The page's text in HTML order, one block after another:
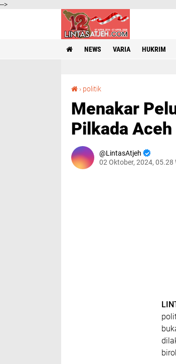
-->
NEWS VARIA HUKRIM
› politik
Menakar
Pilkada
LintasAtjeh
02 Oktober, 2024, 05.28